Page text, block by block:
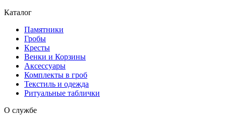
Каталог
Памятники
Гробы
Кресты
Венки и Корзины
Аксессуары
Комплекты в гроб
Текстиль и одежда
Ритуальные таблички
О службе